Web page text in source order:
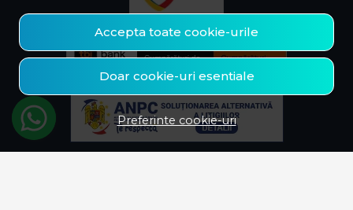
Accepta toate cookie-urile
Doar cookie-uri esentiale
Preferinte cookie-uri